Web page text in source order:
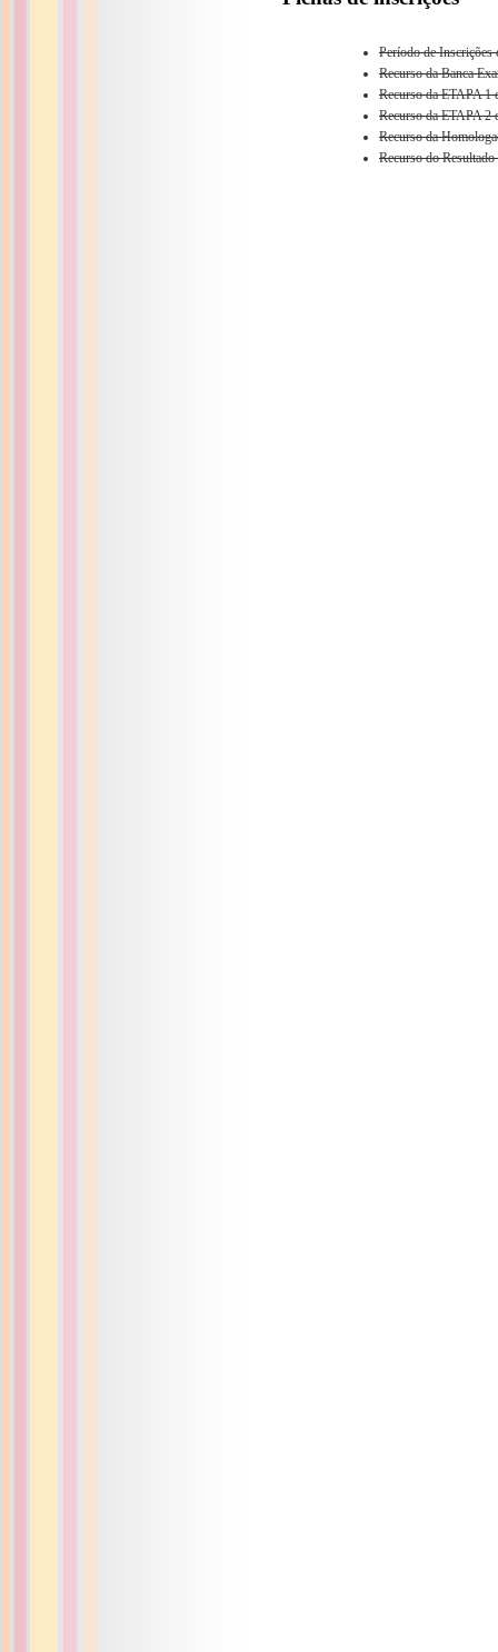
Período de Inscrições
Recurso da Banca
Recurso da ETAPA 1
Recurso da ETAPA 2
Recurso da
Recurso do